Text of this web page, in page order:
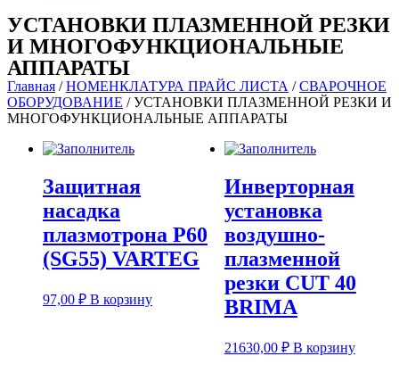
УСТАНОВКИ ПЛАЗМЕННОЙ РЕЗКИ
И МНОГОФУНКЦИОНАЛЬНЫЕ
АППАРАТЫ
Главная /НОМЕНКЛАТУРА ПРАЙС ЛИСТА /СВАРОЧНОЕ
ОБОРУДОВАНИЕ / УСТАНОВКИ ПЛАЗМЕННОЙ РЕЗКИ И
МНОГОФУНКЦИОНАЛЬНЫЕ АППАРАТЫ
Защитная
насадка
плазмотрона Р60
(SG55) VARTEG
97,00 ₽ В корзину
Инверторная
установка
воздушно-
плазменной
резки CUT 40
BRIMA
21630,00 ₽ В корзину